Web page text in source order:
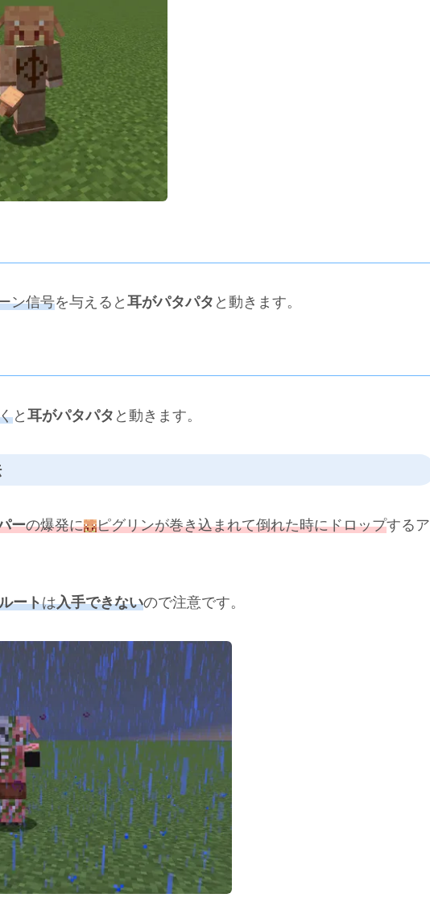
ン信号を与えると 耳がパタパタ と動きます。
と 耳がパタパタ と動きます。
ーの爆発に ピグリンが巻き込まれて倒れた時にドロップするア
ートは入手できないので注意です。